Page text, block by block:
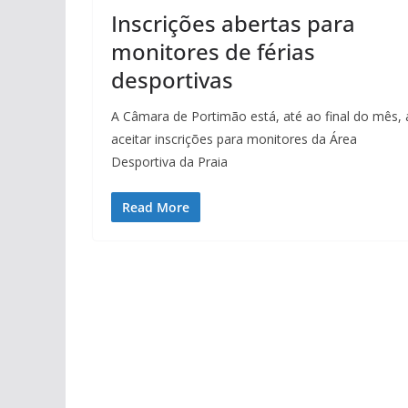
Inscrições abertas para
monitores de férias
desportivas
A Câmara de Portimão está, até ao final do mês,
aceitar inscrições para monitores da Área
Desportiva da Praia
Read More